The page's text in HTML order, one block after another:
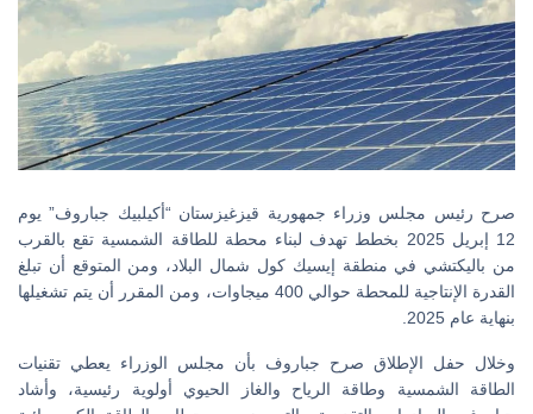
صرح رئيس مجلس وزراء جمهورية قيزغيزستان “أكيلبيك جباروف” يوم
12 إبريل 2025 بخطط تهدف لبناء محطة للطاقة الشمسية تقع بالقرب
من باليكتشي في منطقة إيسيك كول شمال البلاد، ومن المتوقع أن تبلغ
القدرة الإنتاجية للمحطة حوالي 400 ميجاوات، ومن المقرر أن يتم تشغيلها
بنهاية عام 2025.
وخلال حفل الإطلاق صرح جباروف بأن مجلس الوزراء يعطي تقنيات
الطاقة الشمسية وطاقة الرياح والغاز الحيوي أولوية رئيسية، وأشاد